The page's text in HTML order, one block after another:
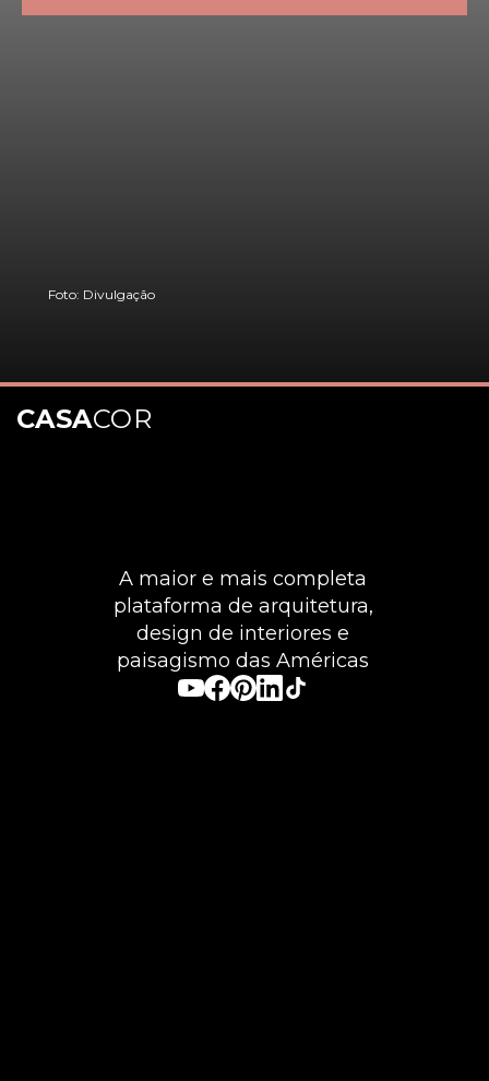
Foto: Divulgação
Openinghttps://www.instagram.com/p/DZLX7uDjX5D/
A maior e mais completa
plataforma de arquitetura,
design de interiores e
paisagismo das Américas
CASACOR